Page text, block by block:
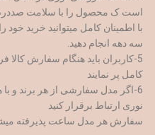
است ک محصول را با سلامت
با اطمینان کامل میتوانید خرید
سه دهه انجام دهید.
5-کاربران باید هنگام سفارش
کامل پر نمایند
6-اگر مدل سفارشی از هر برند و
نوری ارتباط برقرار کنید
سفارش هر مدل ساعت پذیرفته